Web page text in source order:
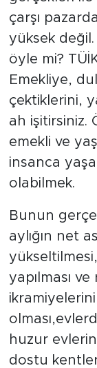
çarşı
yüksek değil.
öyle mi?
Emekliye,
çektiklerini,
ah işitirsiniz.
emekli ve
insanca
olabilmek.
Bunun
aylığın net
yapılması
huzur
dostu